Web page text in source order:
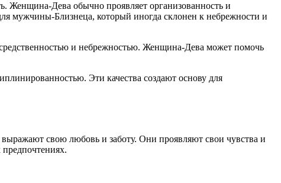
Женщина-Дева обычно проявляет организованность и
мужчины-Близнеца, который иногда склонен к небрежности и
и небрежностью. Женщина-Дева может помочь
Эти качества создают основу для
свою любовь и заботу. Они проявляют свои чувства и